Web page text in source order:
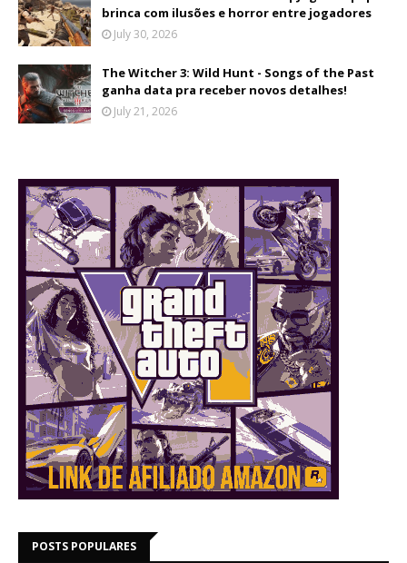
brinca com ilusões e horror entre jogadores
July 30, 2026
The Witcher 3: Wild Hunt - Songs of the Past
ganha data pra receber novos detalhes!
July 21, 2026
POSTS POPULARES